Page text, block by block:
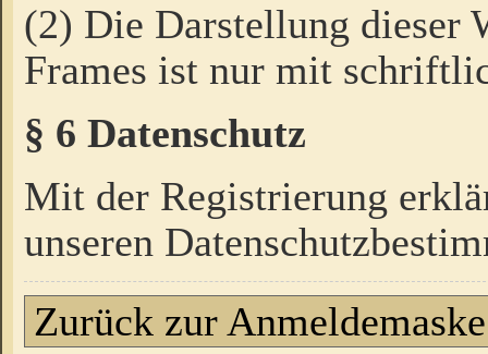
(2) Die Darstellung dieser
Frames ist nur mit
§ 6 Datenschutz
Mit der Registrierung
unseren
Zurück zur Anmeldemaske